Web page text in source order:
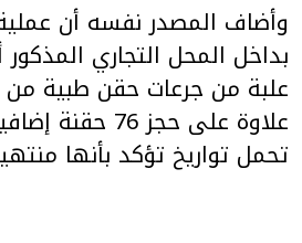
وأضاف المصدر نفسه أن
علبة من جرعات حقن طبية من
علاوة على حجز
تحمل تواريخ تؤكد بأنها